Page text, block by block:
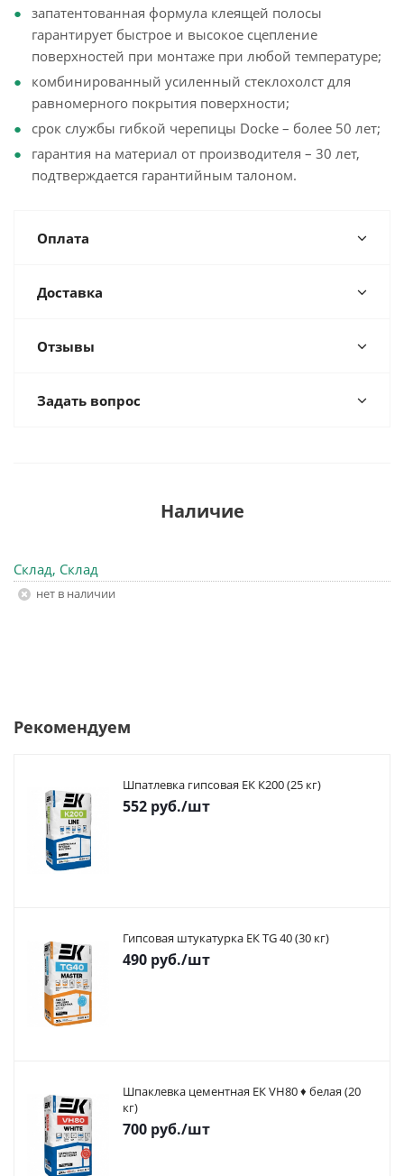
запатентованная формула клеящей полосы
гарантирует быстрое и высокое сцепление
поверхностей при монтаже при любой температуре;
комбинированный усиленный стеклохолст для
равномерного покрытия поверхности;
срок службы гибкой черепицы Docke – более 50 лет;
гарантия на материал от производителя – 30 лет,
подтверждается гарантийным талоном.
Оплата
Доставка
Отзывы
Задать вопрос
Наличие
Склад, Склад
Нет в наличии
Рекомендуем
Шпатлевка гипсовая ЕК К200 (25 кг)
552 руб./шт
Гипсовая штукатурка ЕК TG 40 (30 кг)
490 руб./шт
Шпаклевка цементная ЕК VH80 ♦ белая (20
кг)
700 руб./шт